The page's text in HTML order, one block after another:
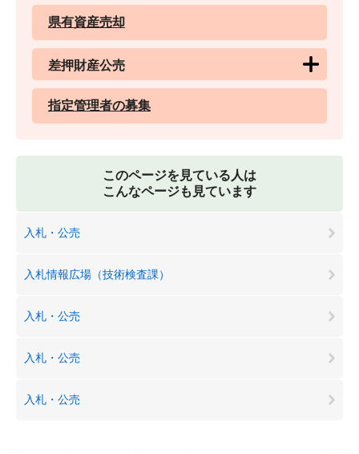
県有資産売却
差押財産公売
指定管理者の募集
このページを見ている人は
こんなページも見ています
入札・公売
入札情報広場（技術検査課）
入札・公売
入札・公売
入札・公売